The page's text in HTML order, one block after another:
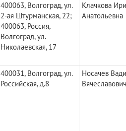
400063, Волгоград, ул.
2-ая Штурманская, 22;
400063, Россия,
Волгоград, ул.
Николаевская, 17
Клачкова
Анатольевна
400031, Волгоград, ул.
Российская, д.8
Носачев
Вячеславович